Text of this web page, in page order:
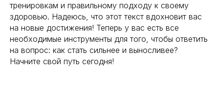
тренировкам и правильному подходу к своему
здоровью. Надеюсь, что этот текст вдохновит вас
на новые достижения! Теперь у вас есть все
необходимые инструменты для того, чтобы ответить
на вопрос: как стать сильнее и выносливее?
Начните свой путь сегодня!